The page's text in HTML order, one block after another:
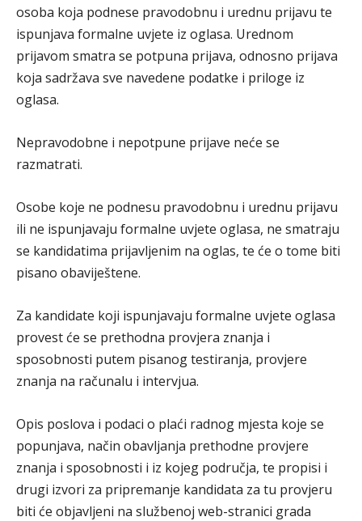
osoba koja podnese pravodobnu i urednu prijavu te
ispunjava formalne uvjete iz oglasa. Urednom
prijavom smatra se potpuna prijava, odnosno prijava
koja sadržava sve navedene podatke i priloge iz
oglasa.
Nepravodobne i nepotpune prijave neće se
razmatrati.
Osobe koje ne podnesu pravodobnu i urednu prijavu
ili ne ispunjavaju formalne uvjete oglasa, ne smatraju
se kandidatima prijavljenim na oglas, te će o tome biti
pisano obaviještene.
Za kandidate koji ispunjavaju formalne uvjete oglasa
provest će se prethodna provjera znanja i
sposobnosti putem pisanog testiranja, provjere
znanja na računalu i intervjua.
Opis poslova i podaci o plaći radnog mjesta koje se
popunjava, način obavljanja prethodne provjere
znanja i sposobnosti i iz kojeg područja, te propisi i
drugi izvori za pripremanje kandidata za tu provjeru
biti će objavljeni na službenoj web-stranici grada